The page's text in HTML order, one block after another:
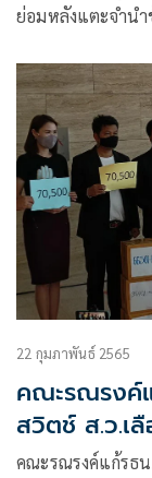
ย่อมหลังแตะจำนำข้าว ‘ส.ว.กิตติศักดิ์’ ปะทะ ‘พิเชษฐ์
22 กุมภาพันธ์ 2565
คณะรณรงค์
สวิตช์ ส.ว.เ
ตำหนิ
คณะรณรงค์แก้รธ